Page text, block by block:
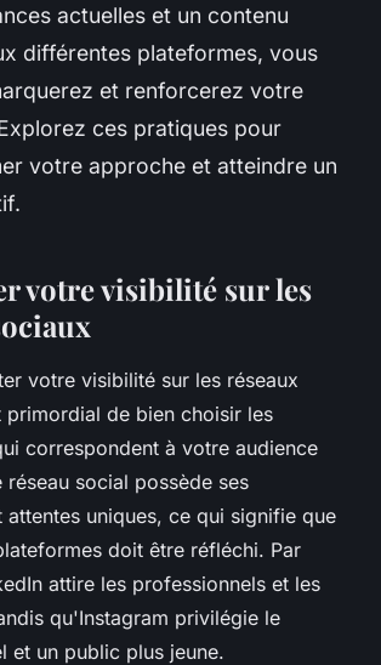
actuelles et un contenu
différentes plateformes, vous
et renforcerez votre
ces pratiques pour
votre approche et atteindre un
votre visibilité sur les
votre visibilité sur les réseaux
primordial de bien choisir les
correspondent à votre audience
réseau social possède ses
attentes uniques, ce qui signifie que
doit être réfléchi. Par
attire les professionnels et les
qu'Instagram privilégie le
et un public plus jeune.